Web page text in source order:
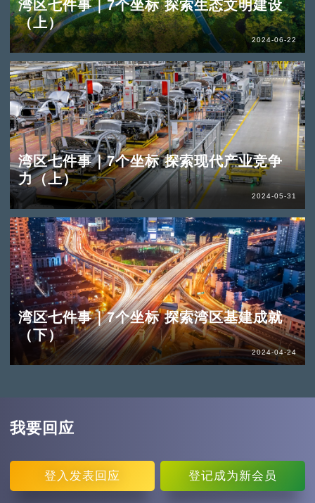
湾区七件事｜7个坐标 探索生态文明建设
（上）
2024-06-22
湾区七件事｜7个坐标 探索现代产业竞争
力（上）
2024-05-31
湾区七件事｜7个坐标 探索湾区基建成就
（下）
2024-04-24
我要回应
登入 发表回应 登记成为新会员